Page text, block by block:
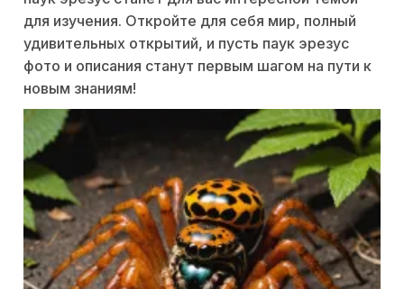
для изучения. Откройте для себя мир, полный
удивительных открытий, и пусть паук эрезус
фото и описания станут первым шагом на пути к
новым знаниям!